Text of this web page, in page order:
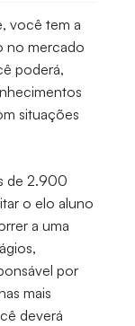
você tem a
no mercado
poderá,
situações
de 2.900
o elo aluno
a uma
por
mais
deverá